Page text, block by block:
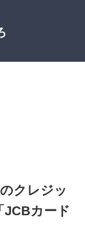
クレジッ
JCBカード